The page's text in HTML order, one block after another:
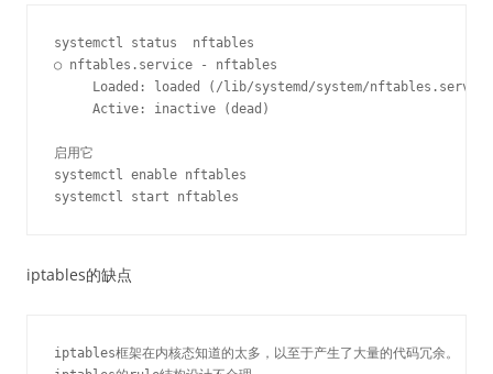
systemctl status  nftables
○ nftables.service - nftables
Loaded: loaded (/lib/systemd/system/
     Active: inactive (dead)
启用它
systemctl enable nftables
iptables的缺点
iptables框架在内核态知道的太多，以至于产生了大量的代码冗余。